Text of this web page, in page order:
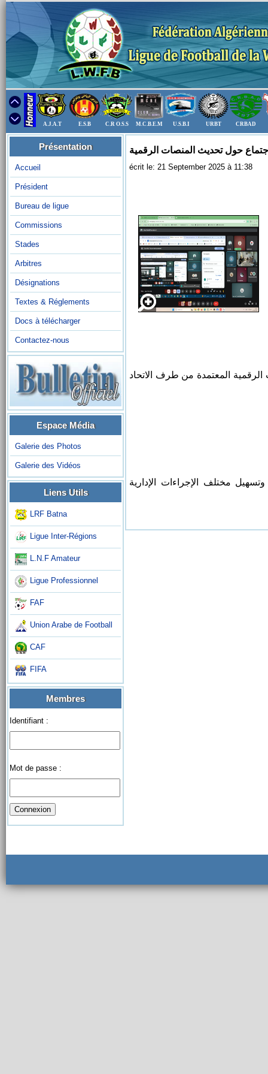
A.J.A.T E.S.B C.R O.S.S M.C.B.E.M U.S.B.I URBT CRBAD
Présentation
Accueil
Président
Bureau de ligue
Commissions
Stades
Arbitres
Désignations
Textes & Réglements
Docs à télécharger
Contactez-nous
Espace Média
Galerie des Photos
Galerie des Vidéos
Liens Utils
LRF Batna
Ligue Inter-Régions
L.N.F Amateur
Ligue Professionnel
FAF
Union Arabe de Football
CAF
FIFA
Membres
Identifiant :
Mot de passe :
écrit le: 21 September 2025 à 11:38
المعتمدة من طرف الاتحاد
مختلف الإجراءات الإدارية